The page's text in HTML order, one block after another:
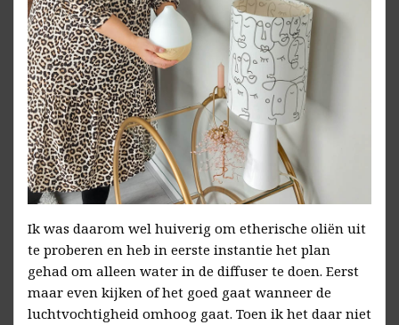
Ik was daarom wel huiverig om etherische oliën uit
te proberen en heb in eerste instantie het plan
gehad om alleen water in de diffuser te doen. Eerst
maar even kijken of het goed gaat wanneer de
luchtvochtigheid omhoog gaat. Toen ik het daar niet